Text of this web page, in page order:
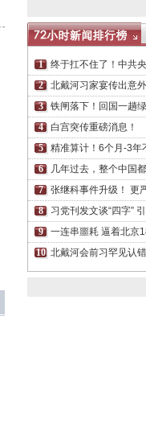
终于扛不住了！中共
北戴河习家宴传出意
铁闸落下！回国一趟
白宫突传重磅消息！
精准算计！6个月-3年
几年过去，整个中国
张继科事件升级！ 更
习党刊发文谈“四字”
一连串噩耗 逼着北京
北戴河会前习罕见认